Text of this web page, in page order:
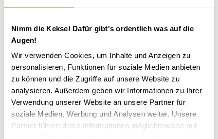
Nimm die Kekse! Dafür gibt's ordentlich was auf die
Augen!
Wir verwenden Cookies, um Inhalte und Anzeigen zu
personalisieren, Funktionen für soziale Medien anbieten
zu können und die Zugriffe auf unsere Website zu
analysieren. Außerdem geben wir Informationen zu Ihrer
Verwendung unserer Website an unsere Partner für
soziale Medien, Werbung und Analysen weiter. Unsere
Partner führen diese Informationen möglicherweise mit
von dir entdeckt zu werden. Die Region hält für
Pferdeliebhaber
Möglichkeiten bereit, die Gegend kennen zu lernen,
ob für Anfänger oder Fortgeschrittene. Ein gut
ausgebautes, rund 600 km langes Reitwegenetz,
führt durchuralte Alleenanherrschaftlichen
Gutshäusern,majestätischen Schlössernund
mittelalterlichen Backsteinkirchenentlang und